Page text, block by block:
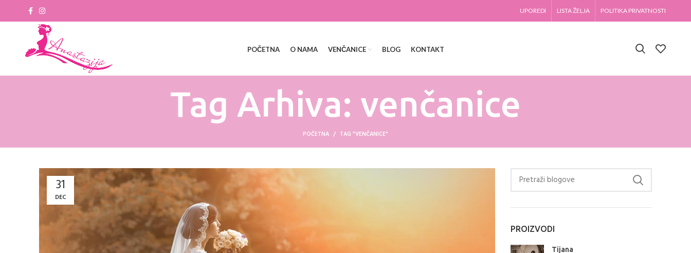
UPOREDI LISTA ŽELJA POLITIKA PRIVATNOSTI
POČETNA O NAMA VENČANICE BLOG KONTAKT
Tag Arhiva: venčanice
POČETNA TAG "VENČANICE"
31
DEC
PROIZVODI
Tijana